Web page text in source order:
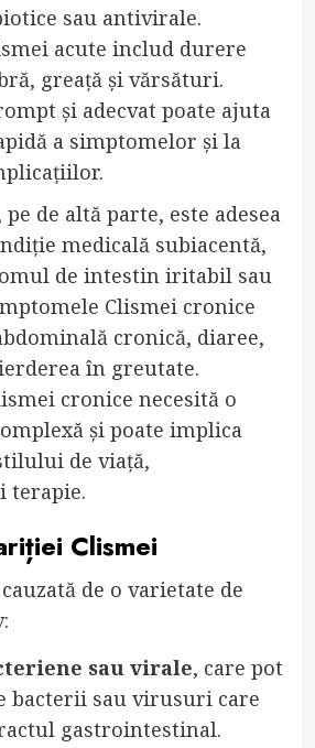
sau antivirale.
acute includ durere
greață și vărsături.
și adecvat poate ajuta
a simptomelor și la
de altă parte, este adesea
medicală subiacentă,
de intestin iritabil sau
Clismei cronice
cronică, diaree,
în greutate.
cronice necesită o
și poate implica
de viață,
terapie.
Clismei
de o varietate de
sau virale, care pot
bacterii sau virusuri care
gastrointestinal.